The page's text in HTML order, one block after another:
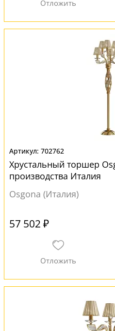
702762
Хрустальный торшер
производства Италия
Osgona (Италия)
57 502 ₽